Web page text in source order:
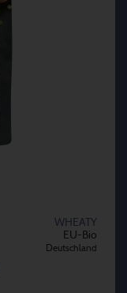
WHEATY
EU-Bio
Deutschland